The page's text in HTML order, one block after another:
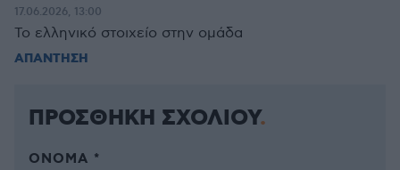
17.06.2026, 13:00
Το ελληνικό στοιχείο στην ομάδα
ΑΠΑΝΤΗΣΗ
ΠΡΟΣΘΗΚΗ ΣΧΟΛΙΟΥ
ΌΝΟΜΑ *